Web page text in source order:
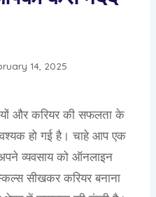
14, 2025
और करियर की सफलता के
हो गई है। चाहे आप एक
व्यवसाय को ऑनलाइन
सीखकर करियर बनाना